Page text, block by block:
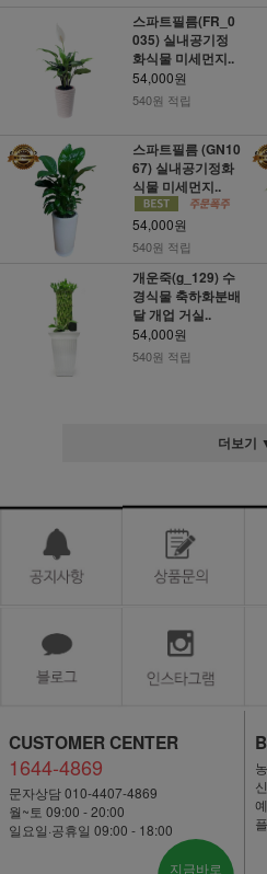
스파트필름(FR_0
035) 실내공기정
화식물 미세먼지..
54,000원
540원 적립
스파트필름 (GN10
67) 실내공기정화
식물 미세먼지..
54,000원
540원 적립
개운죽(g_129) 수
경식물 축하화분배
달 개업 거실..
54,000원
540원 적립
더보기
CUSTOMER CENTER
1644-4869
문자상담 010-4407-4869
월~토 09:00 - 20:00
일요일·공휴일 09:00 - 18:00
지금바로